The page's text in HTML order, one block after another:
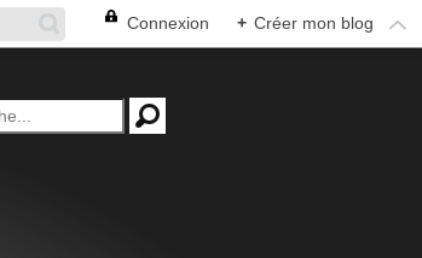
Connexion + Créer mon blog